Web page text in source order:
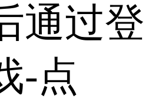
通过登
-点